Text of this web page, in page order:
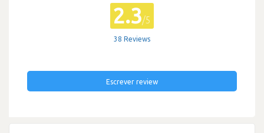
2.3/5
38 Reviews
Escrever review